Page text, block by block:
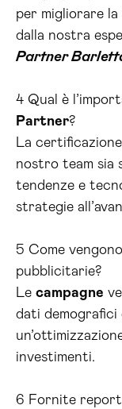
per migliorare
dalla nostra
Partner
4 Qual è
Partner?
La certificazione
nostro team sia
tendenze e
strategie
5 Come
pubblicitarie?
Le campagne
dati demografici
investimenti.
6 Fornite report